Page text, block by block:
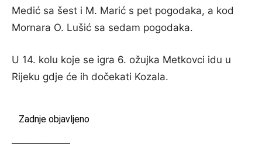
Medić sa šest i M. Marić s pet pogodaka, a kod
Mornara O. Lušić sa sedam pogodaka.
U 14. kolu koje se igra 6. ožujka Metkovci idu u
Rijeku gdje će ih dočekati Kozala.
Zadnje objavljeno